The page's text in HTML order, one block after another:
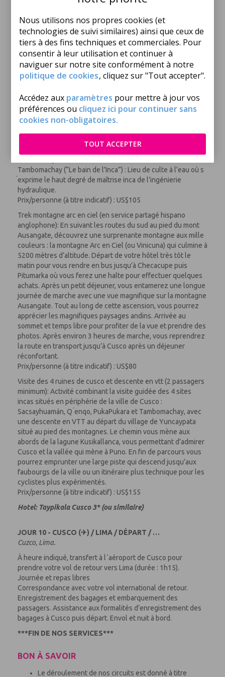
Nous utilisons nos propres cookies (et
technologies de suivi similaires) ainsi que ceux de
tiers à des fins techniques et commerciales. Pour
consentir à leur utilisation et continuer à
naviguer sur notre site conformément à notre
politique de cookies, cliquez sur "Tout accepter".
Accédez aux paramètres pour mettre à jour vos
préférences ou cliquez ici pour continuer sans
cookies non-obligatoires.
TOUT ACCEPTER
JOUR 9 - CUSCO : JOURNÉE LIBRE
Cuzco.
Journée et repas libres (repos, achats, visite personnelle de
la ville...).
Nuit à l’hôtel.
Excursions disponibles (nous consulter)
minimum): Visite guidée en compagnie de votre guide
francophone des 4 sites incas situés aux alentours de la ville
: » Sacsayhuamán : Forteresse inca considérée avec la ville
Tambomachay (“Le bain de l’Inca”) : Lieu de culte à l’eau où s
́exprime le haut degré de maîtrise inca de l’ingénierie
hydraulique.
Prix/personne (à titre indicatif) : US$105
Trek montagne arc en ciel (en service partagé hispano
anglophone): En suivant les routes du sud au pied du mont
Ausangate, découvrez une surprenante montagne aux mille
couleurs : la montagne Arc en Ciel (ou Vinicuna) qui culmine à
5200 mètres d’altitude. Départ de votre hôtel très tôt le
matin pour vous rendre en bus jusqu’à Checacupe puis
Pitumarka où vous ferez une halte pour effectuer quelques
achats. Après un petit déjeuner, vous entamerez une longue
journée de marche avec une vue magnifique sur la montagne
Ausangate. Tout au long de cette ascension, vous pourrez
apprécier les magnifiques paysages andins. Arrivée au
sommet et temps libre pour profiter de la vue et prendre des
photos. Après environ 3 heures de marche, vous reprendrez
la route en transport jusqu’à Cusco après un déjeuner
réconfortant.
Prix/personne (à titre indicatif) : US$80
Visite des 4 ruines de cusco et descente en vtt (2 passagers
minimum): Activité combinant la visite guidée des 4 sites
incas situés en périphérie de la ville de Cusco :
Sacsayhuamán, Q ́enqo, PukaPukara et Tambomachay, avec
une descente en VTT au départ du village de Yuncaypata
situé au pied des montagnes. Le chemin vous mène aux
abords de la lagune Kusikallanca, vous permettant d’admirer
Cusco et la vallée qui mène à Puno. En fin de parcours vous
pourrez emprunter une large piste qui descend jusqu’aux
faubourgs de la ville ou un itinéraire plus technique pour les
cyclistes plus expérimentés.
Prix/personne (à titre indicatif) : US$155
Hotel: Taypikala Cusco 3* (ou similaire)
JOUR 10 - CUSCO (✈) / LIMA / DÉPART / …
Cuzco, Lima.
À heure indiqué, transfert à l´aéroport de Cusco pour
prendre votre vol de retour vers Lima (durée : 1h15).
Journée et repas libres
Correspondance avec votre vol international de retour.
Enregistrement des bagages et embarquement des
passagers. Assistance aux formalités d’enregistrement des
bagages à Cusco puis départ. Envol et nuit à bord.
***FIN DE NOS SERVICES***
BON À SAVOIR
Le déroulement de nos circuits est donné à titre